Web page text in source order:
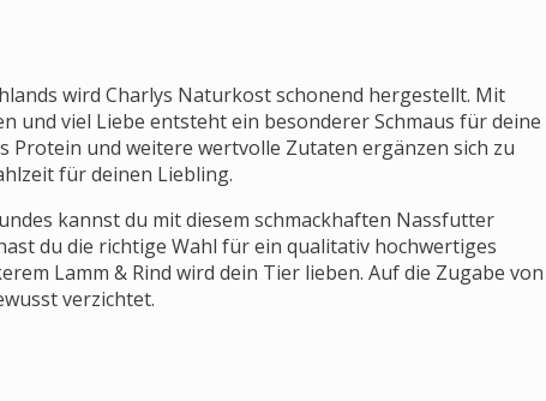
wird Charlys Naturkost schonend hergestellt. Mit
und viel Liebe entsteht ein besonderer Schmaus für deine
Protein und weitere wertvolle Zutaten ergänzen sich zu
für deinen Liebling.
kannst du mit diesem schmackhaften Nassfutter
du die richtige Wahl für ein qualitativ hochwertiges
Lamm & Rind wird dein Tier lieben. Auf die Zugabe von
verzichtet.